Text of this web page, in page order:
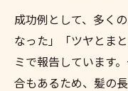
成功例として、多く
なった」「ツヤとま
ミで報告しています
合もあるため、髪の